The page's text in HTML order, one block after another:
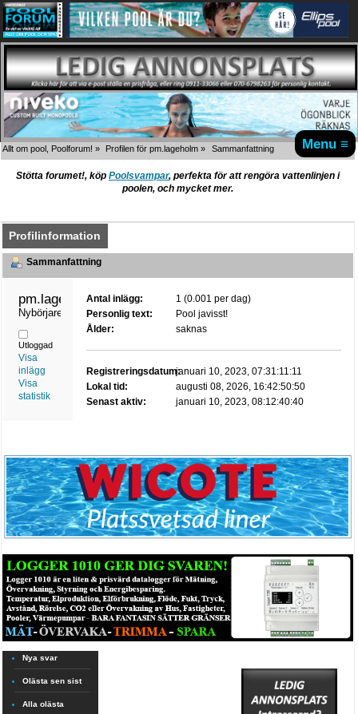
Menu ≡
Allt om pool, Poolforum! » Profilen för pm.lageholm » Sammanfattning
Stötta forumet!, köp Poolsvampar, perfekta för att rengöra vattenlinjen i
poolen, och mycket mer.
Profilinformation
Sammanfattning
pm.lageholm
Nybörjare
Utloggad
Visa
inlägg
Visa
statistik
Antal inlägg:
1 (0.001 per dag)
Personlig text:
Pool javisst!
Ålder:
saknas
Registreringsdatum:januari 10, 2023, 07:31:11:11
Lokal tid:
augusti 08, 2026, 16:42:50:50
Senast aktiv:
januari 10, 2023, 08:12:40:40
Nya svar
Olästa sen sist
Alla olästa